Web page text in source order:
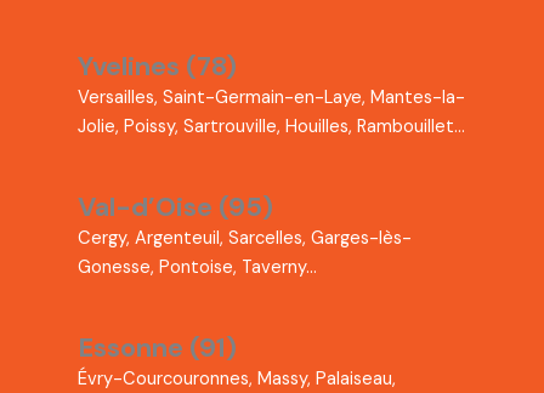
Yvelines (78)
Versailles, Saint-Germain-en-Laye, Mantes-la-
Jolie, Poissy, Sartrouville, Houilles, Rambouillet…
Val-d’Oise (95)
Cergy, Argenteuil, Sarcelles, Garges-lès-
Gonesse, Pontoise, Taverny…
Essonne (91)
Évry-Courcouronnes, Massy, Palaiseau,